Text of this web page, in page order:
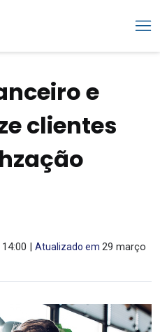
e
clientes
14:00 |Atualizado em29 março